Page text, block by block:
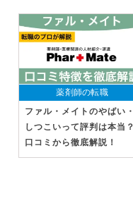
薬剤師の転職
ファル・メイトのやばい・
しつこいって評判は本当？
口コミから徹底解説！